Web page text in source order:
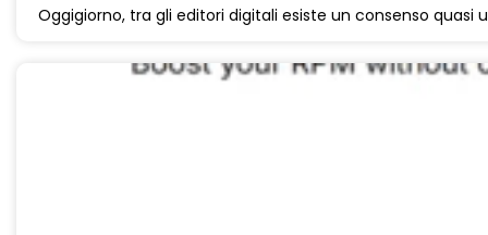
Oggigiorno, tra gli editori digitali esiste un consenso